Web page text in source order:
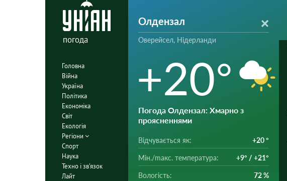
погода
Головна
Війна
Україна
Політика
Економіка
Світ
Екологія
Регіони
Спорт
Наука
Техно і зв'язок
Лайт
Олдензал
Оверейсел, Нідерланди
+20°
Погода Олдензал: Хмарно з
проясненнями
Відчувається як: +20 °
Мін./mакс. температура: +9° / +21°
Вологість: 72 %